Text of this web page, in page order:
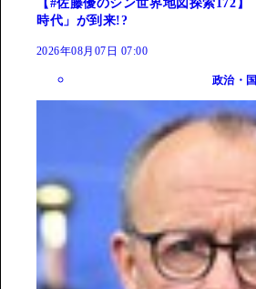
【#佐藤優のシン世界地図探索172
時代」が到来!?
2026年08月07日 07:00
政治・